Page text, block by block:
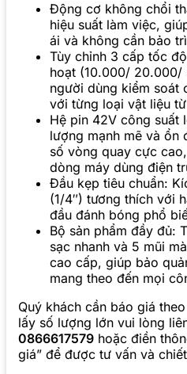
Động cơ không chổi
hiệu suất làm việc,
ái và không cần bảo
Tùy chỉnh 3 cấp tốc
hoạt (10.000/
người dùng kiểm soát
với từng loại vật liệu
Hệ pin 42V công suất
lượng mạnh mẽ và ổn
số vòng quay cực
dòng máy dùng điện
Đầu kẹp tiêu chuẩn:
(1/4″) tương thích với
đầu đánh bóng phổ
Bộ sản phẩm đầy đủ:
sạc nhanh và 5 mũi
cao cấp, giúp bảo
mang theo đến mọi
Quý khách cần báo giá
lấy số lượng lớn vui lòng
0866617579 hoặc điền
giá” để được tư vấn và